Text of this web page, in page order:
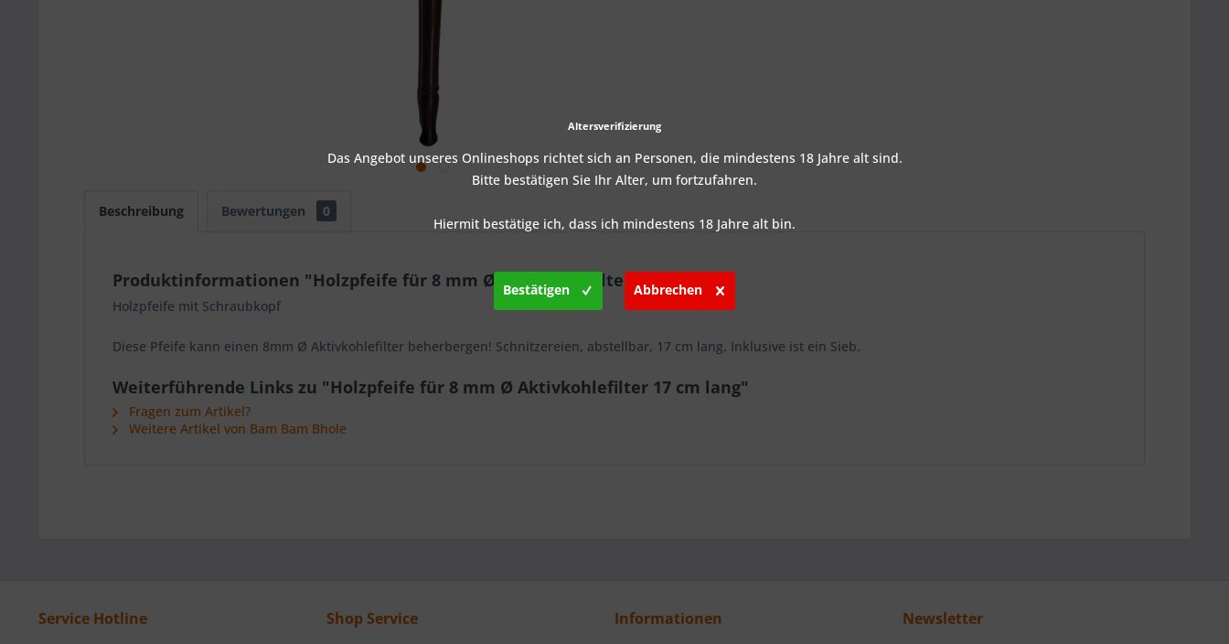
Beschreibung Bewertungen 0
Produktinformationen "Holzpfeife für 8 mm Ø Aktivkohlefilter 17 cm lang"
Holzpfeife mit Schraubkopf
Diese Pfeife kann einen 8mm Ø Aktivkohlefilter beherbergen! Schnitzereien, abstellbar, 17 cm lang. Inklusive ist ein Sieb.
Weiterführende Links zu "Holzpfeife für 8 mm Ø Aktivkohlefilter 17 cm lang"
Fragen zum Artikel?
Weitere Artikel von Bam Bam Bhole
Service Hotline Shop Service Informationen Newsletter
Altersverifizierung
Das Angebot unseres Onlineshops richtet sich an Personen, die mindestens 18 Jahre alt sind.
Bitte bestätigen Sie Ihr Alter, um fortzufahren.
Hiermit bestätige ich, dass ich mindestens 18 Jahre alt bin.
Bestätigen Abbrechen